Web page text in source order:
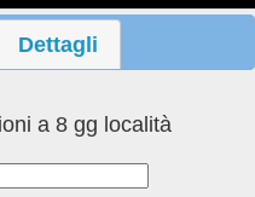
Dettagli
a 8 gg località